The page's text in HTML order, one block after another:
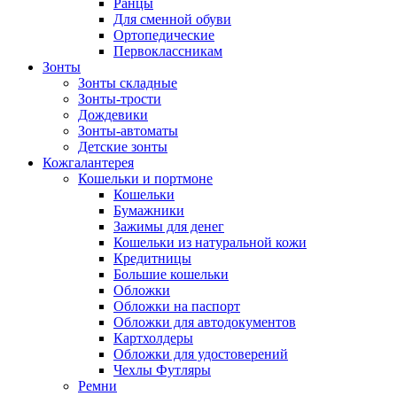
Для сменной обуви
Ортопедические
Первоклассникам
Зонты
Зонты складные
Зонты-трости
Дождевики
Зонты-автоматы
Детские зонты
Кожгалантерея
Кошельки и портмоне
Кошельки
Бумажники
Зажимы для денег
Кошельки из натуральной кожи
Кредитницы
Большие кошельки
Обложки
Обложки на паспорт
Обложки для автодокументов
Картхолдеры
Обложки для удостоверений
Чехлы Футляры
Ремни